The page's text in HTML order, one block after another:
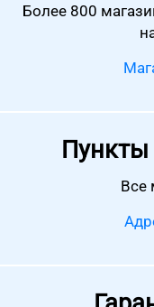
Более 800
Пункты
Все